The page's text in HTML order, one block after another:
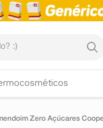
Zero Açúcares